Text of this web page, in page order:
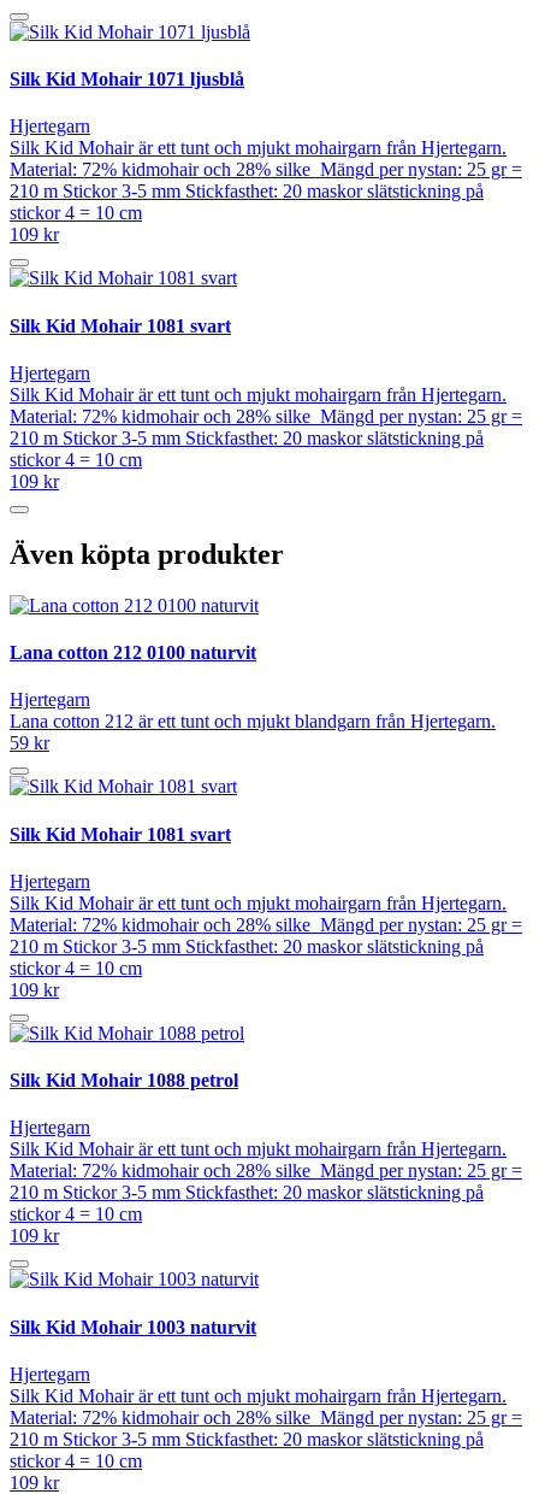
Silk Kid Mohair 1071 ljusblå
Hjertegarn
Silk Kid Mohair är ett tunt och mjukt mohairgarn från Hjertegarn.
Material: 72% kidmohair och 28% silke Mängd per nystan: 25 gr =
210 m Stickor 3-5 mm Stickfasthet: 20 maskor slätstickning på
stickor 4 = 10 cm
109 kr
Silk Kid Mohair 1081 svart
Hjertegarn
Silk Kid Mohair är ett tunt och mjukt mohairgarn från Hjertegarn.
Material: 72% kidmohair och 28% silke Mängd per nystan: 25 gr =
210 m Stickor 3-5 mm Stickfasthet: 20 maskor slätstickning på
stickor 4 = 10 cm
109 kr
Även köpta produkter
Lana cotton 212 0100 naturvit
Hjertegarn
Lana cotton 212 är ett tunt och mjukt blandgarn från Hjertegarn.
59 kr
Silk Kid Mohair 1081 svart
Hjertegarn
Silk Kid Mohair är ett tunt och mjukt mohairgarn från Hjertegarn.
Material: 72% kidmohair och 28% silke Mängd per nystan: 25 gr =
210 m Stickor 3-5 mm Stickfasthet: 20 maskor slätstickning på
stickor 4 = 10 cm
109 kr
Silk Kid Mohair 1088 petrol
Hjertegarn
Silk Kid Mohair är ett tunt och mjukt mohairgarn från Hjertegarn.
Material: 72% kidmohair och 28% silke Mängd per nystan: 25 gr =
210 m Stickor 3-5 mm Stickfasthet: 20 maskor slätstickning på
stickor 4 = 10 cm
109 kr
Silk Kid Mohair 1003 naturvit
Hjertegarn
Silk Kid Mohair är ett tunt och mjukt mohairgarn från Hjertegarn.
Material: 72% kidmohair och 28% silke Mängd per nystan: 25 gr =
210 m Stickor 3-5 mm Stickfasthet: 20 maskor slätstickning på
stickor 4 = 10 cm
109 kr